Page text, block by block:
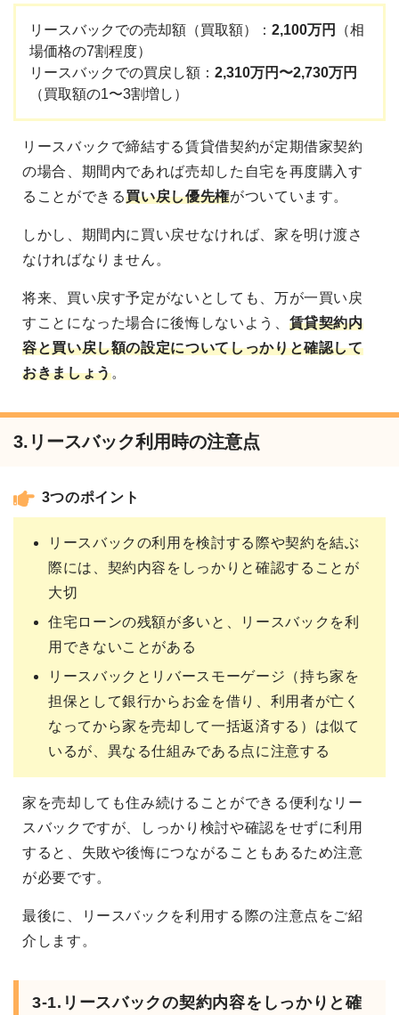
リースバックでの売却額（買取額）： 2,100万円
（相
場価格の7割程度）
リースバックでの買戻し額： 2,310万円〜2,730万円
（買取額の1〜3割増し）
リースバックで締結する賃貸借契約が定期借家契約
の場合、期間内であれば売却した自宅を再度購入す
ることができる買い戻し優先権がついています。
しかし、期間内に買い戻せなければ、家を明け渡さ
なければなりません。
将来、買い戻す予定がないとしても、万が一買い戻
すことになった場合に後悔しないよう、 賃貸契約内
容と買い戻し額の設定についてしっかりと確認して
おきましょう。
3.リースバック利用時の注意点
3つのポイント
リースバックの利用を検討する際や契約を結ぶ
際には、契約内容をしっかりと確認することが
大切
住宅ローンの残額が多いと、リースバックを利
用できないことがある
リースバックとリバースモーゲージ（持ち家を
担保として銀行からお金を借り、利用者が亡く
なってから家を売却して一括返済する）は似て
いるが、異なる仕組みである点に注意する
家を売却しても住み続けることができる便利なリー
スバックですが、しっかり検討や確認をせずに利用
すると、失敗や後悔につながることもあるため注意
が必要です。
最後に、リースバックを利用する際の注意点をご紹
介します。
3-1.リースバックの契約内容をしっかりと確